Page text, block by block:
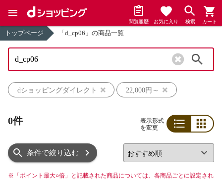
閲覧履歴 お気に入り 検索 カート
トップページ 「d_cp06」の商品一覧
dショッピングダイレクト
22,000円～
0件
表示形式
を変更
条件で絞り込む
※ 「ポイント最大○倍」と記載された商品については、各商品ごとに設定され